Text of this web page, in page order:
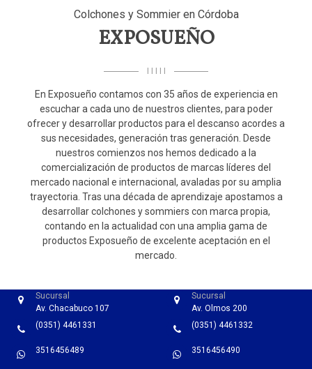
Colchones y Sommier en Córdoba
EXPOSUEÑO
En Exposueño contamos con 35 años de experiencia en
escuchar a cada uno de nuestros clientes, para poder
ofrecer y desarrollar productos para el descanso acordes a
sus necesidades, generación tras generación. Desde
nuestros comienzos nos hemos dedicado a la
comercialización de productos de marcas líderes del
mercado nacional e internacional, avaladas por su amplia
trayectoria. Tras una década de aprendizaje apostamos a
desarrollar colchones y sommiers con marca propia,
contando en la actualidad con una amplia gama de
productos Exposueño de excelente aceptación en el
mercado.
Sucursal
Av. Chacabuco 107
(0351) 4461331
3516456489
Sucursal
Av. Olmos 200
(0351) 4461332
3516456490